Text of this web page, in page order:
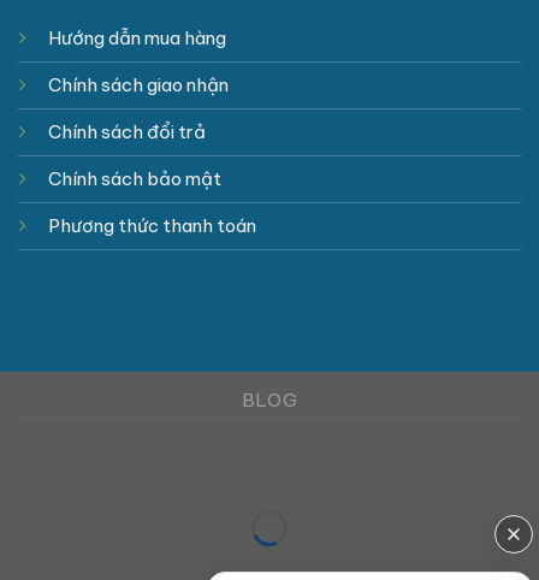
Hướng dẫn mua hàng
Chính sách giao nhận
Chính sách đổi trả
Chính sách bảo mật
Phương thức thanh toán
BLOG